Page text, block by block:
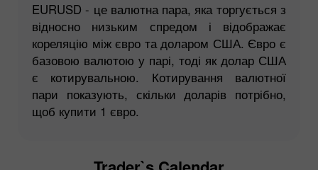
EURUSD - це валютна пара, яка торгується з
відносно низьким спредом і відображає
кореляцію між євро та доларом США. Євро є
базовою валютою у парі, тоді як долар США
є котирувальною. Котирування валютної
пари показують, скільки доларів потрібно,
щоб купити 1 євро.